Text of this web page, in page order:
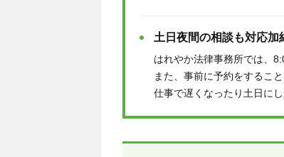
土日夜間の相談も対応加
はれやか法律事務所では、
また、事前に予約をするこ
仕事で遅くなったり土日に